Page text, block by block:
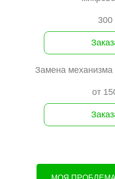
300
Замена
от